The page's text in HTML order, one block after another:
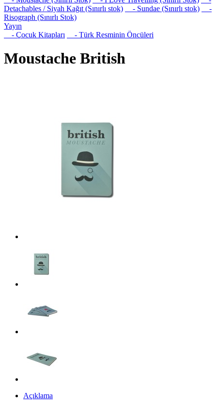
Detachables / Siyah Kağıt (Sınırlı stok)
- Sundae (Sınırlı stok)
-
Risograph (Sınırlı Stok)
Yayın
- Çocuk Kitapları
- Türk Resminin Öncüleri
Moustache British
Açıklama